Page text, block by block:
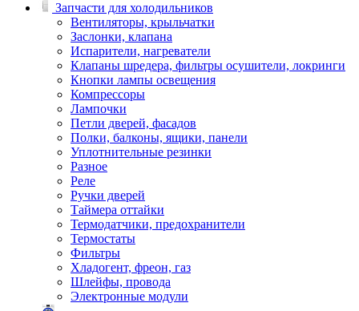
Запчасти для холодильников
Вентиляторы, крыльчатки
Заслонки, клапана
Испарители, нагреватели
Клапаны шредера, фильтры осушители, локринги
Кнопки лампы освещения
Компрессоры
Лампочки
Петли дверей, фасадов
Полки, балконы, ящики, панели
Уплотнительные резинки
Разное
Реле
Ручки дверей
Таймера оттайки
Термодатчики, предохранители
Термостаты
Фильтры
Хладогент, фреон, газ
Шлейфы, провода
Электронные модули